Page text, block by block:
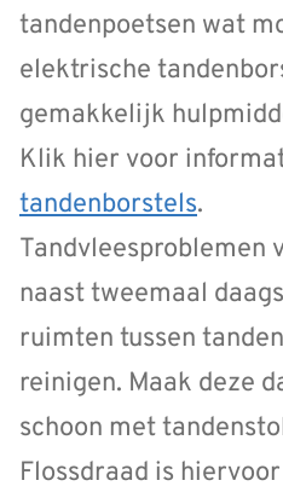
tandenpoetsen wat
elektrische
gemakkelijk
Klik hier voor
tandenborstels.
Tandvleesproblemen
naast tweemaal
ruimten tussen
reinigen. Maak deze
schoon met
Flossdraad is